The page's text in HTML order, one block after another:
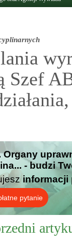
Szef
Organy
- budzi
informacji
pytanie